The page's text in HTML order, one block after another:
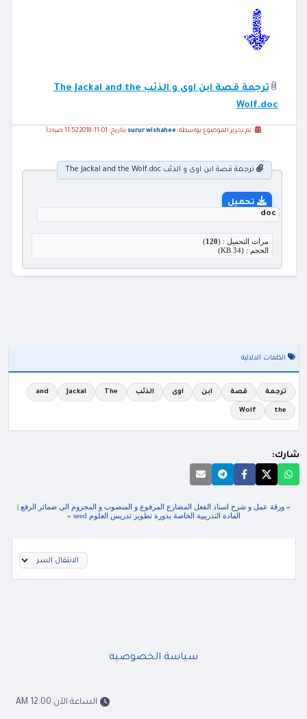
ترجمة قصة ابن اوى و الذئب The Jackal and the
Wolf.doc
تم تحرير الموضوع بواسطة : surur wishahee بتاريخ: 01-11-2018 11:52 صباحاً
ترجمة قصة ابن اوى و الذئب The Jackal and the Wolf.doc
تحميل
doc
مرات التحميل : (120
)
الحجم : (34 KB)
الكلمات الدلالية
ترجمة قصة ابن اوى الذئب The
Jackal
and
the
Wolf
شارك:
«ورقة عمل و شرح اسناد الفعل المضارع المرفوع و المنصوب و المجزوم الى ضمائر الرفع |
المادة التدريبية الخاصة بدورة تطوير تدريس العلوم seed
»
سياسة الخصوصيه
الساعة الآن 12:00 AM